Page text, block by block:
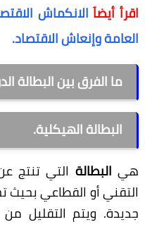
اقرأ أيضاَ الانكماش
العامة وإنعاش الاقتصاد.
ما الفرق بين البطالة
البطالة الهيكلية.
هي البطالة التي تنتج
التقني أو القطاعي
جديدة. ويتم التقليل